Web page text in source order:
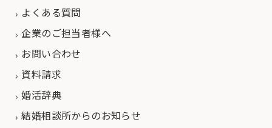
よくある質問
企業のご担当者様へ
お問い合わせ
資料請求
婚活辞典
結婚相談所からのお知らせ